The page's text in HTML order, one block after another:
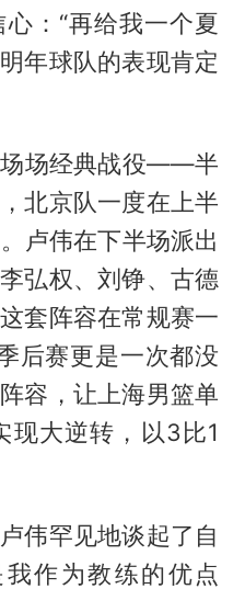
：“再给我一个夏
年球队的表现肯定
场场经典战役——半
北京队一度在上半
卢伟在下半场派出
弘权、刘铮、古德
套阵容在常规赛一
后赛更是一次都没
容，让上海男篮单
现大逆转，以3比1
伟罕见地谈起了自
作为教练的优点